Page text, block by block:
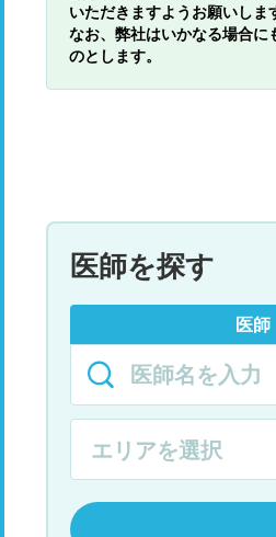
いただきますようお願いしま
なお、弊社はいかなる場合に
のとします。
医師を探す
医師